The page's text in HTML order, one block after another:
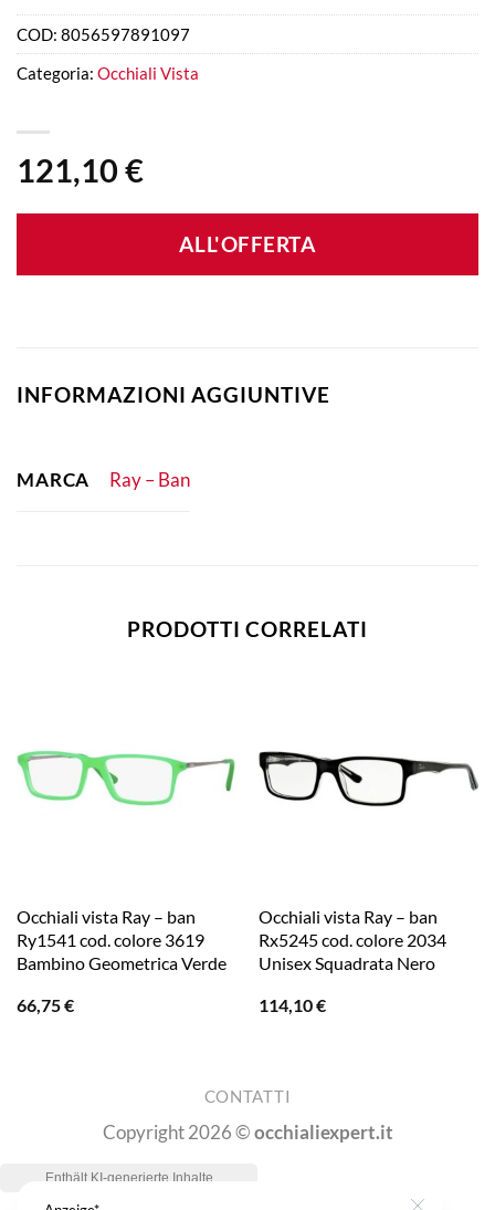
121,10 €
ALL'OFFERTA
COD: 8056597891097
Categoria: Occhiali Vista
INFORMAZIONI AGGIUNTIVE
MARCA Ray – Ban
PRODOTTI CORRELATI
Occhiali vista Ray – ban
Ry1541 cod. colore 3619
Bambino Geometrica Verde
66,75€
Occhiali vista Ray – ban
Rx5245 cod. colore 2034
Unisex Squadrata Nero
114,10€
CONTATTI
Copyright 2026 ©occhialiexpert.it